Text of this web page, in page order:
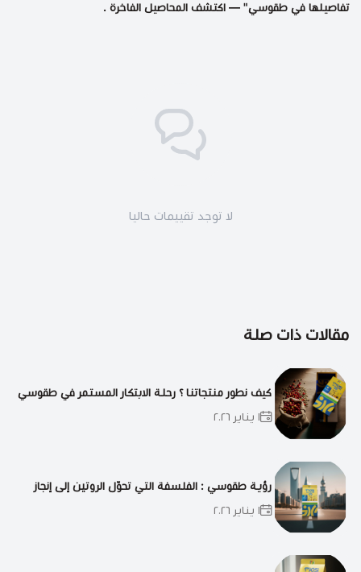
تفاصيلها في طقوسي" — اكتشف المحاصيل الفاخرة
لا توجد تقييمات حاليا
مقالات ذات صلة
كيف نطور منتجاتنا ؟ رحلة الابتكار المستمر في طقوسي
١ يناير ٢٠٢٦
رؤية طقوسي : الفلسفة التي تحوّل الروتين إلى إنجاز
١ يناير ٢٠٢٦